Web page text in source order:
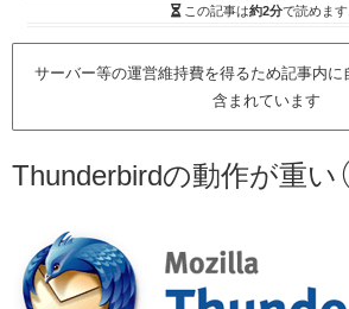
この記事は約2分で読めます
サーバー等の運営維持費を得るため記事内
含まれています
Thunderbirdの動作が重い（